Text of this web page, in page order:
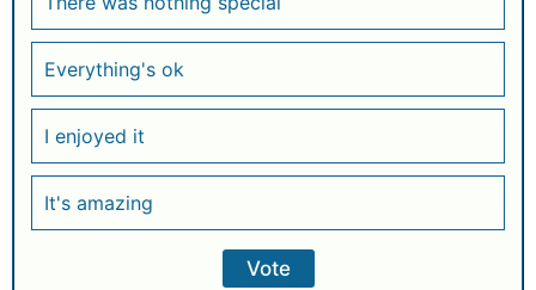
Everything's ok
I enjoyed it
It's amazing